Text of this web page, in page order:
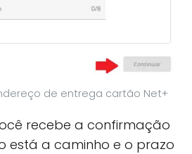
de entrega cartão Net+
recebe a confirmação
está a caminho e o prazo